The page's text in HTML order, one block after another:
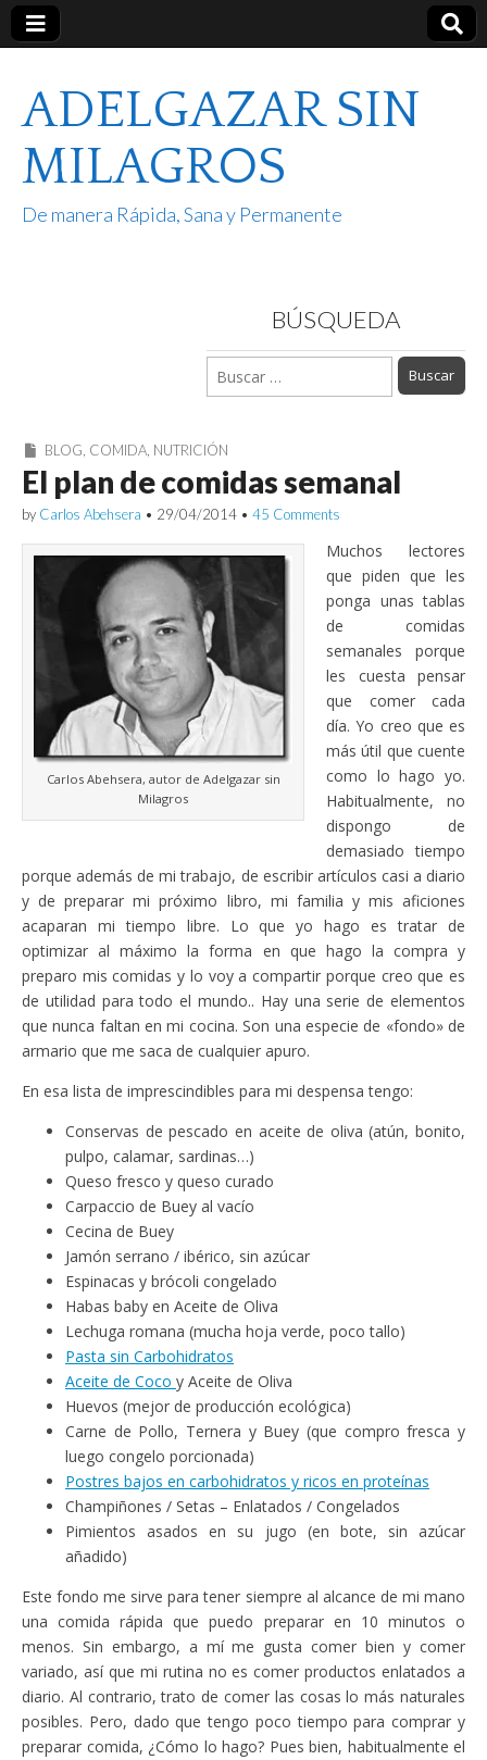
ADELGAZAR SIN
MILAGROS
De manera Rápida, Sana y Permanente
BÚSQUEDA
Buscar:
BLOG, COMIDA, NUTRICIÓN
El plan de comidas semanal
by Carlos Abehsera • 29/04/2014 • 45 Comments
Carlos Abehsera, autor de Adelgazar sin
Milagros
Muchos lectores
que piden que les
ponga unas tablas
de comidas
semanales porque
les cuesta pensar
que comer cada
día. Yo creo que es
más útil que cuente
como lo hago yo.
Habitualmente, no
dispongo de
demasiado tiempo
porque además de mi trabajo, de escribir artículos casi a diario
y de preparar mi próximo libro, mi familia y mis aficiones
acaparan mi tiempo libre. Lo que yo hago es tratar de
optimizar al máximo la forma en que hago la compra y
preparo mis comidas y lo voy a compartir porque creo que es
de utilidad para todo el mundo.. Hay una serie de elementos
que nunca faltan en mi cocina. Son una especie de «fondo» de
armario que me saca de cualquier apuro.
En esa lista de imprescindibles para mi despensa tengo:
Conservas de pescado en aceite de oliva (atún, bonito,
pulpo, calamar, sardinas…)
Queso fresco y queso curado
Carpaccio de Buey al vacío
Cecina de Buey
Jamón serrano / ibérico, sin azúcar
Espinacas y brócoli congelado
Habas baby en Aceite de Oliva
Lechuga romana (mucha hoja verde, poco tallo)
Pasta sin Carbohidratos
Aceite de Coco y Aceite de Oliva
Huevos (mejor de producción ecológica)
Carne de Pollo, Ternera y Buey (que compro fresca y
luego congelo porcionada)
Postres bajos en carbohidratos y ricos en proteínas
Champiñones / Setas – Enlatados / Congelados
Pimientos asados en su jugo (en bote, sin azúcar
añadido)
Este fondo me sirve para tener siempre al alcance de mi mano
una comida rápida que puedo preparar en 10 minutos o
menos. Sin embargo, a mí me gusta comer bien y comer
variado, así que mi rutina no es comer productos enlatados a
diario. Al contrario, trato de comer las cosas lo más naturales
posibles. Pero, dado que tengo poco tiempo para comprar y
preparar comida, ¿Cómo lo hago? Pues bien, habitualmente el